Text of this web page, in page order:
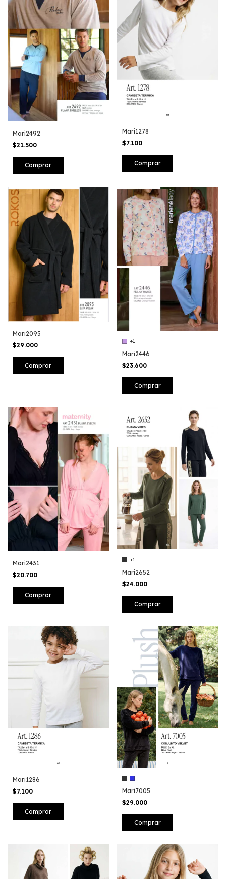
Mari2492
$21.500
Comprar
Mari1278
$7.100
Comprar
Mari2095
$29.000
Comprar
+1
Mari2446
$23.600
Comprar
Mari2431
$20.700
Comprar
+1
Mari2652
$24.000
Comprar
Mari1286
$7.100
Comprar
Mari7005
$29.000
Comprar